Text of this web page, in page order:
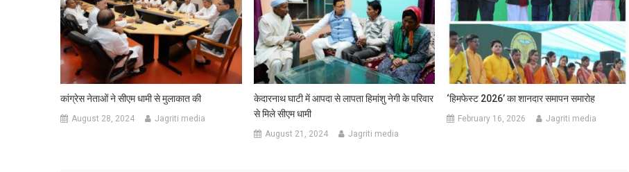
कांग्रेस नेताओं ने सीएम धामी से मुलाकात की
August 28, 2024 Jagriti media
केदारनाथ घाटी में आपदा से लापता हिमांशु नेगी के परिवार
से मिले सीएम धामी
August 21, 2024 Jagriti media
‘हिमफेस्ट 2026’ का शानदार समापन समारोह
February 16, 2026 Jagriti media